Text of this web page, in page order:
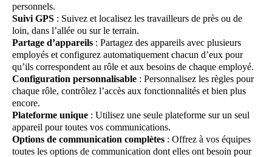
personnels.
Suivi GPS : Suivez et localisez les travailleurs de près ou de
loin, dans l’allée ou sur le terrain.
Partage d’appareils : Partagez des appareils avec plusieurs
employés et configurez automatiquement chacun d’eux pour
qu’ils correspondent au rôle et aux besoins de chaque employé.
Configuration personnalisable : Personnalisez les règles pour
chaque rôle, contrôlez l’accès aux fonctionnalités et bien plus
encore.
Plateforme unique : Utilisez une seule plateforme sur un seul
appareil pour toutes vos communications.
Options de communication complètes : Offrez à vos équipes
toutes les options de communication dont elles ont besoin pour